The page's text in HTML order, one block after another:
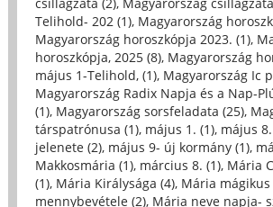
Telihold- 202 (1), Magyarország
Magyarország horoszkópja 2023. (1),
horoszkópja, 2025 (8), Magyarország
május 1-Telihold, (1), Magyarország Ic
Magyarország Radix Napja és a Nap-
(1), Magyarország sorsfeladata (25),
társpatrónusa (1), május 1. (1), május
jelenete (2), május 9- új kormány (1),
Makkosmária (1), március 8. (1), Mária
(1), Mária Királysága (4), Mária mágikus
mennybevétele (2), Mária neve napja-